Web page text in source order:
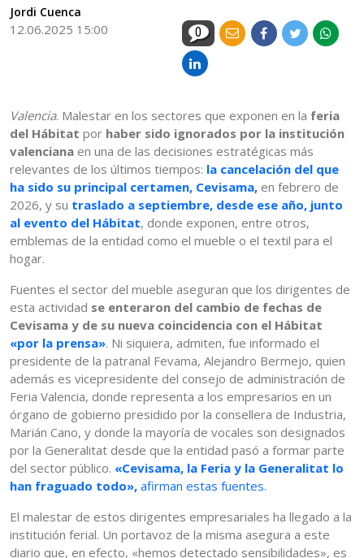
Jordi Cuenca
12.06.2025 15:00 0
Valencia. Malestar en los sectores que exponen en la feria
del Hábitat por haber sido ignorados por la institución
valenciana en una de las decisiones estratégicas más
relevantes de los últimos tiempos: la cancelación del que
ha sido su principal certamen, Cevisama, en febrero de
2026, y su traslado a septiembre, desde ese año, junto
al evento del Hábitat, donde exponen, entre otros,
emblemas de la entidad como el mueble o el textil para el
hogar.
Fuentes el sector del mueble aseguran que los dirigentes de
esta actividad se enteraron del cambio de fechas de
Cevisama y de su nueva coincidencia con el Hábitat
«por la prensa». Ni siquiera, admiten, fue informado el
presidente de la patranal Fevama, Alejandro Bermejo, quien
además es vicepresidente del consejo de administración de
Feria Valencia, donde representa a los empresarios en un
órgano de gobierno presidido por la consellera de Industria,
Marián Cano, y donde la mayoría de vocales son designados
por la Generalitat desde que la entidad pasó a formar parte
del sector público. «Cevisama, la Feria y la Generalitat lo
han fraguado todo», afirman estas fuentes.
El malestar de estos dirigentes empresariales ha llegado a la
institución ferial. Un portavoz de la misma asegura a este
diario que, en efecto, «hemos detectado sensibilidades», es